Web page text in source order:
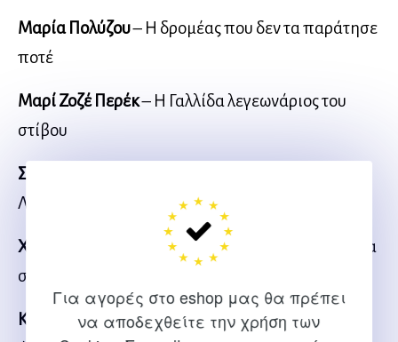
Για αγορές στο eshop μας θα πρέπει
να αποδεχθείτε την χρήση των
Μαρία Πολύζου– Η δρομέας που δεν τα παράτησε
ποτέ
Μαρί Ζοζέ Περέκ– Η Γαλλίδα λεγεωνάριος του
στίβου
Στέφανο Μπαλντίνι
Λούη
Χαϊλέ Γκεμπρεσελασιέ
– Τρέχοντας ακατάπαυστα
σε ρουμάνια και στίβους
Κώστας Κεντέρης– Η άνοδος και η πτώση ενός